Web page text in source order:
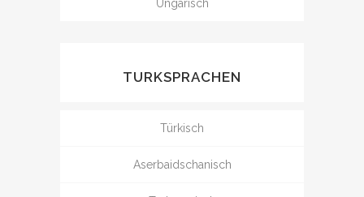
Ungarisch
TURKSPRACHEN
Türkisch
Aserbaidschanisch